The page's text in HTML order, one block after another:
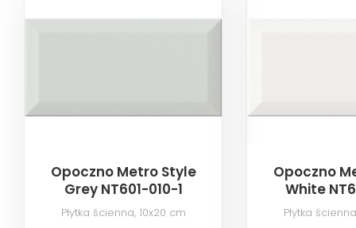
Opoczno Metro Style
Grey NT601-010-1
Płytka ścienna, 10x20 cm
Opoczno
White
Płytka